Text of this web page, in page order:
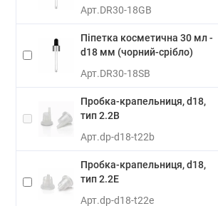
Арт.DR30-18GB
Піпетка косметична 30 мл -
d18 мм (чорний-срібло)
Арт.DR30-18SB
Пробка-крапельниця, d18,
тип 2.2B
Арт.dp-d18-t22b
Пробка-крапельниця, d18,
тип 2.2E
Арт.dp-d18-t22e